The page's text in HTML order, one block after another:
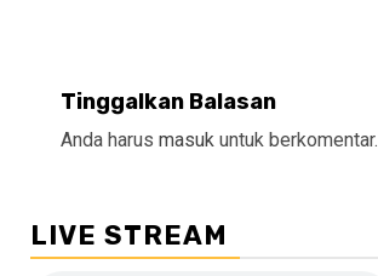
Tinggalkan Balasan
Anda harus masuk untuk berkomentar.
LIVE STREAM